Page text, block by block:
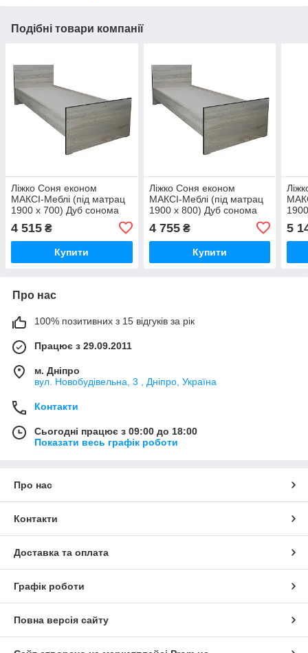
Подібні товари компанії
Ліжко Соня економ
МАКСІ-Меблі (під матрац
1900 х 700) Дуб сонома
4 515 ₴
Купити
Ліжко Соня економ
МАКСІ-Меблі (під матрац
1900 х 800) Дуб сонома
4 755₴
Купити
5
Про нас
100% позитивних з 15 відгуків за рік
Працює з 29.09.2011
м. Дніпро
вул. Новобудівельна, 3 , Дніпро, Україна
Контакти
Сьогодні працює з 09:00 до 18:00
Показати весь графік роботи
Про нас
Контакти
Доставка та оплата
Графік роботи
Повна версія сайту